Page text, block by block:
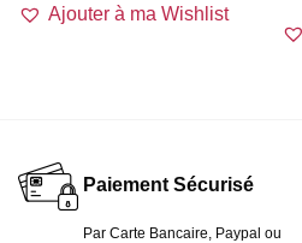
à
Ajouter à ma Wishlist
Paiement Sécurisé
Par Carte Bancaire, Paypal ou